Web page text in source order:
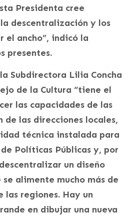
Presidenta cree
descentralización y los
el ancho”, indicó la
presentes.
Subdirectora Lilia Concha
de la Cultura “tiene el
las capacidades de las
de las direcciones locales,
técnica instalada para
Políticas Públicas y, por
un diseño
alimente mucho más de
las regiones. Hay un
en dibujar una nueva